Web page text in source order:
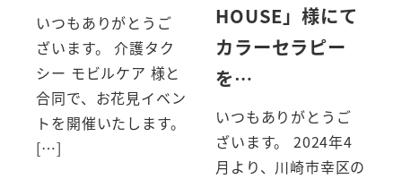
いつもありがとうご
ざいます。 介護タク
シー モビルケア 様と
合同で、お花見イベン
トを開催いたします。
[…]
HOUSE」様にて
カラーセラピー
を…
いつもありがとうご
ざいます。 2024年4
月より、川崎市幸区の